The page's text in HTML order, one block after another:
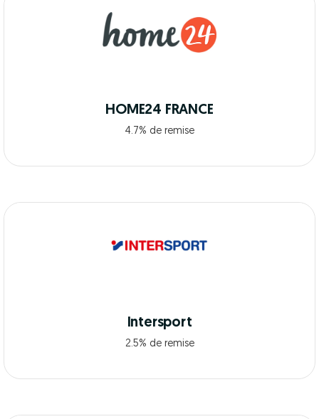
HOME24 FRANCE
4.7% de remise
Intersport
2.5% de remise